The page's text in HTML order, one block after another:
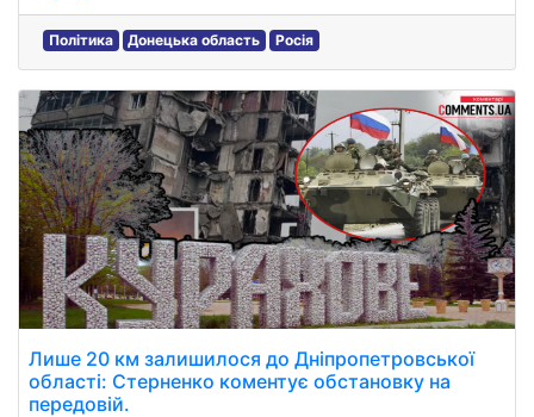
Політика Донецька область Росія
Лише 20 км залишилося до Дніпропетровської
області: Стерненко коментує обстановку на
передовій.